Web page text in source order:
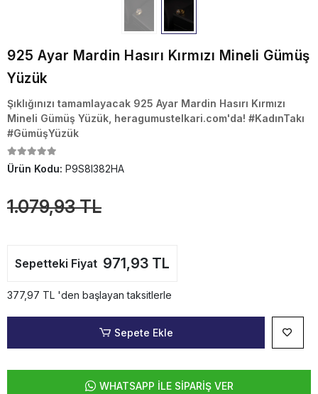
925 Ayar Mardin Hasırı Kırmızı Mineli Gümüş
Yüzük
Şıklığınızı tamamlayacak 925 Ayar Mardin Hasırı Kırmızı
Mineli Gümüş Yüzük, heragumustelkari.com'da! #KadınTakı
#GümüşYüzük
Ürün Kodu: P9S8I382HA
1.079,93 TL
Sepetteki Fiyat 971,93 TL
377,97 TL 'den başlayan taksitlerle
Sepete Ekle
WHATSAPP İLE SİPARİŞ VER